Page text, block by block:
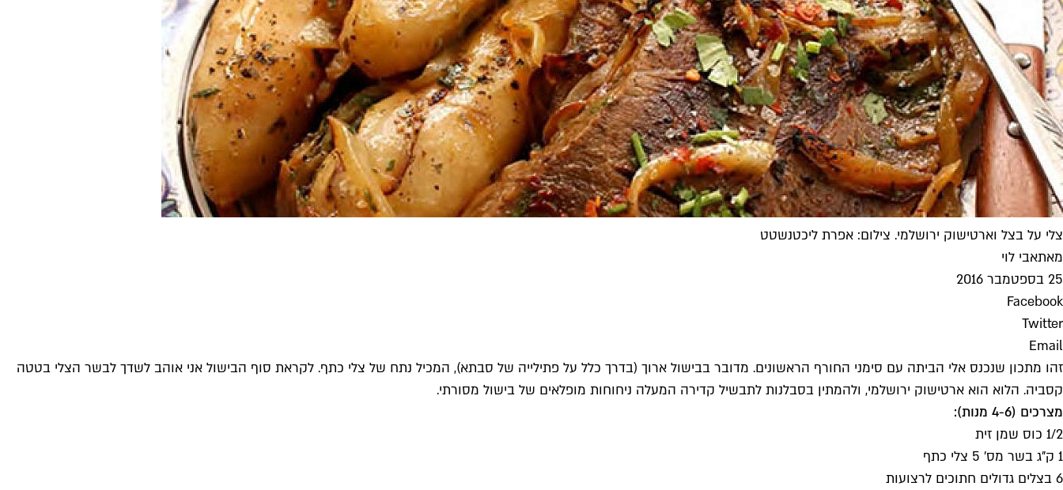
צלי על בצל וארטישוק ירושלמי. צילום: אפרת ליכטנשטט
מאתאבי לוי
25 בספטמבר 2016
Facebook
Twitter
Email
זהו מתכון שנכנס אלי הביתה עם סימני החורף הראשונים. מדובר בבישול ארוך (בדרך כלל על פתילייה של סבתא), המכיל נתח של צלי כתף. לקראת סוף הבישול אני אוהב לשדך לבשר הצלי בטטה
קסביה. הלוא הוא ארטישוק ירושלמי, ולהמתין בסבלנות לתבשיל קדירה המעלה ניחוחות מופלאים של בישול מסורתי.
מצרכים (4-6 מנות):
1/2 כוס שמן זית
1 ק"ג בשר מס' 5 צלי כתף
6 בצלים גדולים חתוכים לרצועות